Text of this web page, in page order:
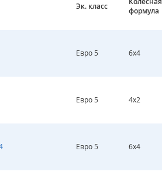
Эк. класс
формула
Евро 5 6х4
Евро 5 4х2
Евро 5 6х4